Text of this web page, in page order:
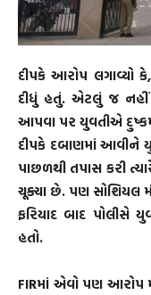
દીપકે આરોપ
દીધું હતું. એટલું જ નહીં
આપવા પર યુવતીએ
દીપકે દબાણમાં આવીને
પાછળથી તપાસ કરી
ચૂક્યા છે. પણ સોશિયલ
ફરિયાદ બાદ પોલીસે
હતો.
FIRમાં એવો પણ આરોપ